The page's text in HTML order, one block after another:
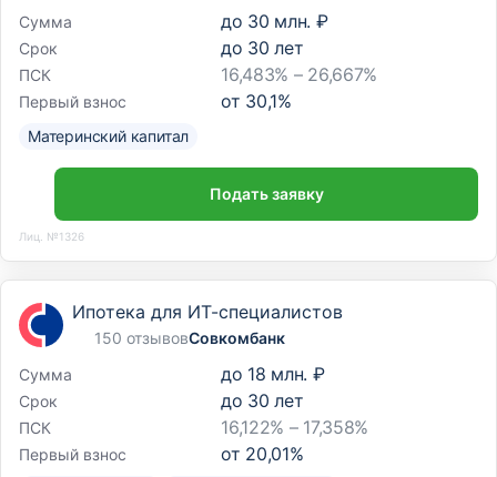
Сумма
до 30 млн. ₽
Срок до 30 лет
ПСК 16,483% – 26,667%
Первый взнос от 30,1%
Материнский капитал
Подать заявку
Лиц. №1326
Ипотека для ИТ-специалистов
150 отзывовСовкомбанк
Сумма
до 18 млн. ₽
Срок до 30 лет
ПСК 16,122% – 17,358%
Первый взнос от 20,01%